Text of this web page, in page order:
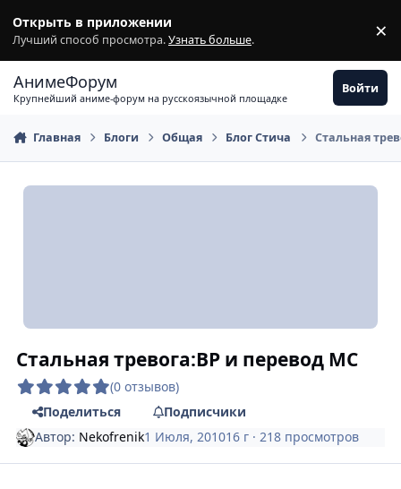
Открыть в приложении
Лучший способ просмотра.Узнать больше. ×
АнимеФорум
Крупнейший аниме-форум на русскоязычной площадке
Войти
Главная Блоги Общая Блог Стича Стальная
Стальная тревога:ВР и перевод МС
(0 отзывов)
Поделиться
Подписчики
Автор: Nekofrenik1 Июля, 201016 г · 218 просмотров